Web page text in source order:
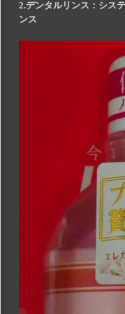
2.デンタルリンス：シス
ンス